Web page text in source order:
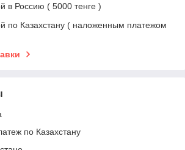
в Россию ( 5000 тенге )
по Казахстану ( наложенным платежом
по Казахстану